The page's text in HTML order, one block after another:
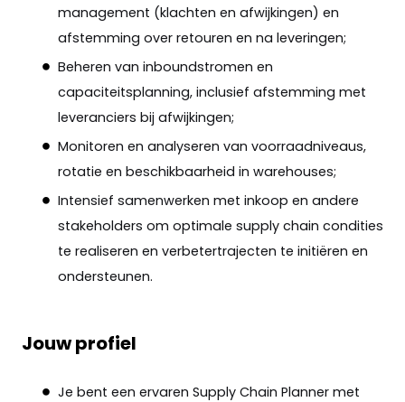
management (klachten en afwijkingen) en
afstemming over retouren en na leveringen;
Beheren van inboundstromen en
capaciteitsplanning, inclusief afstemming met
leveranciers bij afwijkingen;
Monitoren en analyseren van voorraadniveaus,
rotatie en beschikbaarheid in warehouses;
Intensief samenwerken met inkoop en andere
stakeholders om optimale supply chain condities
te realiseren en verbetertrajecten te initiëren en
ondersteunen.
Jouw profiel
Je bent een ervaren Supply Chain Planner met